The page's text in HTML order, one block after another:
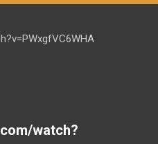
watch?